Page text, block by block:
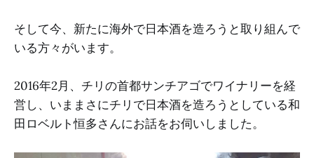
そして今、新たに海外で日本酒を造ろうと取り組んで
いる方々がいます。
2016年2月、チリの首都サンチアゴでワイナリーを経
営し、いままさにチリで日本酒を造ろうとしている和
田ロベルト恒多さんにお話をお伺いしました。